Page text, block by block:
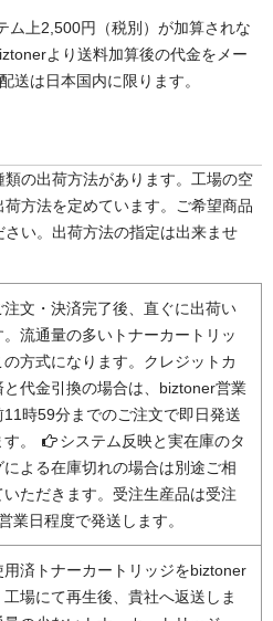
ム上2,500円（税別）が加算されな
より送料加算後の代金をメー
配送は日本国内に限ります。
の出荷方法があります。工場の空
方法を定めています。ご希望商品
い。出荷方法の指定は出来ませ
注文・決済完了後、直ぐに出荷い
。流通量の多いトナーカートリッ
の方式になります。クレジットカ
と代金引換の場合は、biztoner営業
11時59分までのご注文で即日発送
。
システム反映と実在庫のタ
による在庫切れの場合は別途ご相
いただきます。受注生産品は受注
業日程度で発送します。
用済トナーカートリッジをbiztoner
場にて再生後、貴社へ返送しま